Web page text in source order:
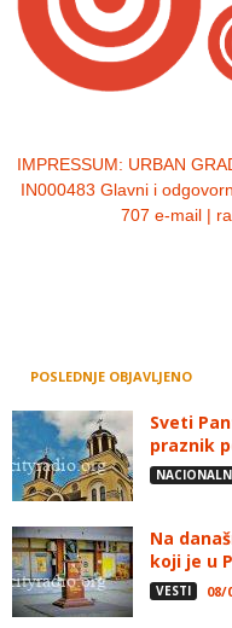
IMPRESSUM: URBAN
IN000483 Glavni i
707 e-mail |
POSLEDNJE OBJAVLJENO
Sveti
praznik
Na
koji je u
VESTI 08/